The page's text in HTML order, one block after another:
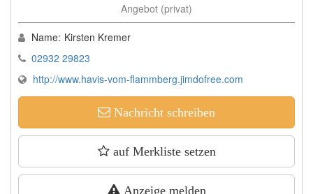
Angebot (privat)
Name: Kirsten Kremer
02932 29823
http://www.havis-vom-flammberg.jimdofree.com
Nachricht schreiben
auf Merkliste setzen
Anzeige melden